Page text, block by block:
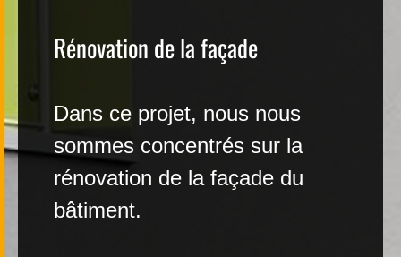
Entreprise
Carrière
Contact
Rénovation de la façade
Dans ce projet, nous nous
sommes concentrés sur la
rénovation de la façade du
bâtiment.